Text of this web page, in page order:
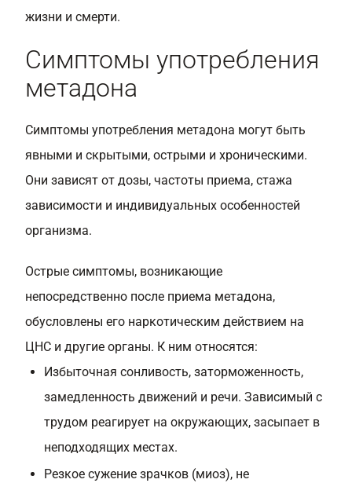
жизни и смерти.
Симптомы употребления
метадона
Симптомы употребления метадона могут быть
явными и скрытыми, острыми и хроническими.
Они зависят от дозы, частоты приема, стажа
зависимости и индивидуальных особенностей
организма.
Острые симптомы, возникающие
непосредственно после приема метадона,
обусловлены его наркотическим действием на
ЦНС и другие органы. К ним относятся:
Избыточная сонливость, заторможенность,
замедленность движений и речи. Зависимый с
трудом реагирует на окружающих, засыпает в
неподходящих местах.
Резкое сужение зрачков (миоз), не